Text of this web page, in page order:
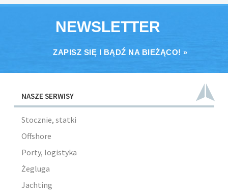
NEWSLETTER
ZAPISZ SIĘ I BĄDŹ NA BIEŻĄCO! »
NASZE SERWISY
Stocznie, statki
Offshore
Porty, logistyka
Żegluga
Jachting